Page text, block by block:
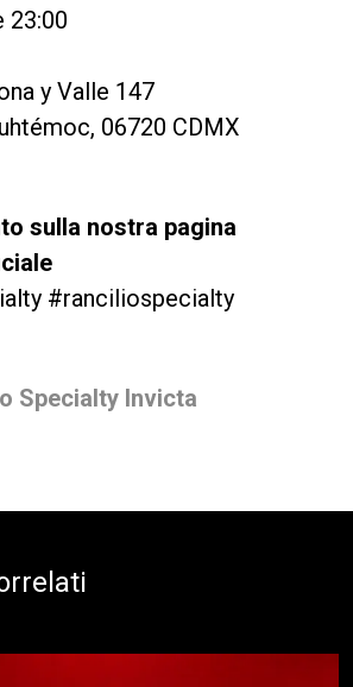
23:00
y Valle 147
06720 CDMX
sulla nostra pagina
#ranciliospecialty
Specialty Invicta